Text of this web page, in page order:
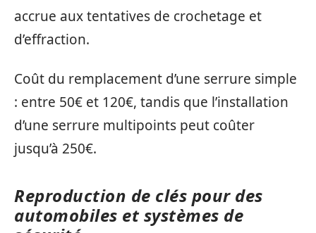
accrue aux tentatives de crochetage et
d’effraction.
Coût du remplacement d’une serrure simple
: entre 50€ et 120€, tandis que l’installation
d’une serrure multipoints peut coûter
jusqu’à 250€.
Reproduction de clés pour des
automobiles et systèmes de